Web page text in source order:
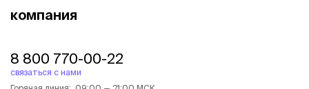
компания
8 800 770-00-22
связаться с нами